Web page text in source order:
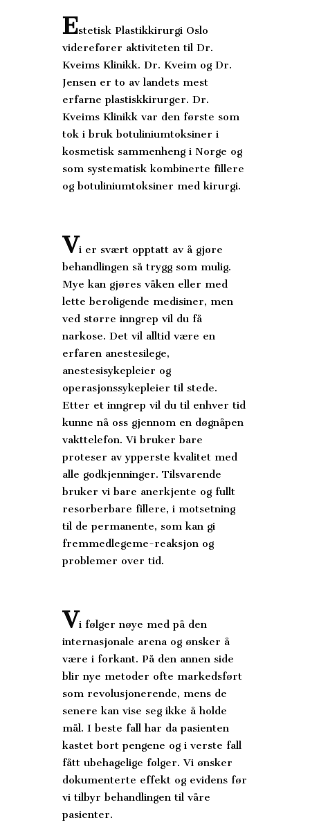
Estetisk Plastikkirurgi Oslo
viderefører aktiviteten til Dr.
Kveims Klinikk. Dr. Kveim og Dr.
Jensen er to av landets mest
erfarne plastiskkirurger. Dr.
Kveims Klinikk var den første som
tok i bruk botuliniumtoksiner i
kosmetisk sammenheng i Norge og
som systematisk kombinerte fillere
og botuliniumtoksiner med kirurgi.
Vi er svært opptatt av å gjøre
behandlingen så trygg som mulig.
Mye kan gjøres våken eller med
lette beroligende medisiner, men
ved større inngrep vil du få
narkose. Det vil alltid være en
erfaren anestesilege,
anestesisykepleier og
operasjonssykepleier til stede.
Etter et inngrep vil du til enhver tid
kunne nå oss gjennom en døgnåpen
vakttelefon. Vi bruker bare
proteser av ypperste kvalitet med
alle godkjenninger. Tilsvarende
bruker vi bare anerkjente og fullt
resorberbare fillere, i motsetning
til de permanente, som kan gi
fremmedlegeme-reaksjon og
problemer over tid.
Vi følger nøye med på den
internasjonale arena og ønsker å
være i forkant. På den annen side
blir nye metoder ofte markedsført
som revolusjonerende, mens de
senere kan vise seg ikke å holde
mål. I beste fall har da pasienten
kastet bort pengene og i verste fall
fått ubehagelige følger. Vi ønsker
dokumenterte effekt og evidens før
vi tilbyr behandlingen til våre
pasienter.